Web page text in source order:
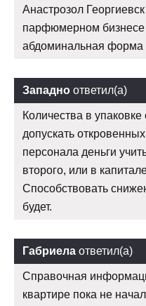
Анастрозол
парфюмерном
абдоминальная форма
Западно ответил(а)
Количества в
допускать
персонала деньги
второго, или в
Способствовать
будет.
Габриела ответил(а)
Справочная
квартире пока не